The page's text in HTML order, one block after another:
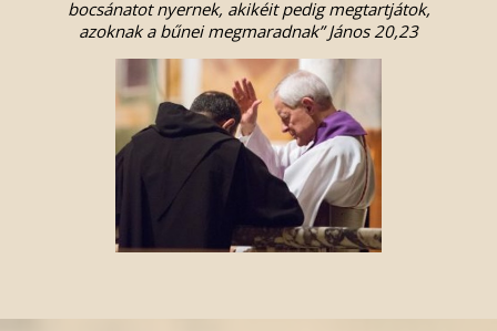
bocsánatot nyernek, akikéit pedig megtartjátok,
azoknak a bűnei megmaradnak” János 20,23